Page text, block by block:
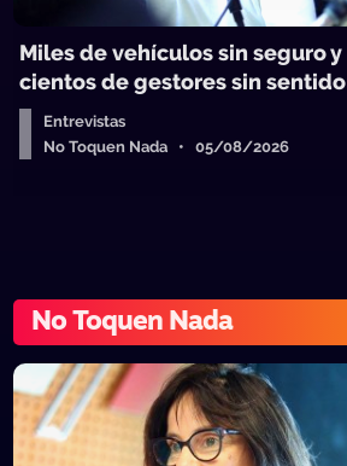
Miles de vehículos sin seguro y
cientos de gestores sin sentido
Entrevistas
No Toquen Nada • 05/08/2026
No Toquen Nada